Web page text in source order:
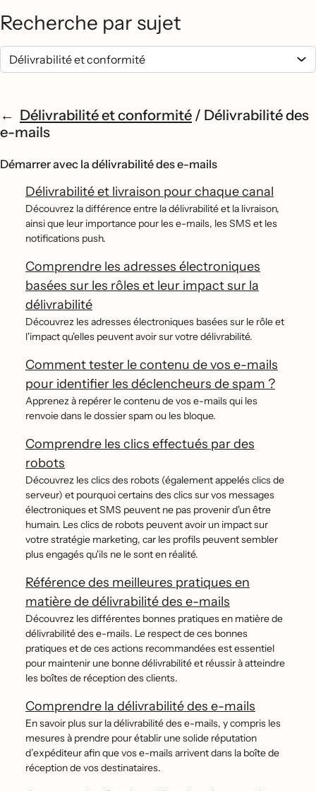
Recherche par sujet
Délivrabilité et conformité / Délivrabilité des
e-mails
Démarrer avec la délivrabilité des e-mails
Délivrabilité et livraison pour chaque canal
Découvrez la différence entre la délivrabilité et la livraison,
ainsi que leur importance pour les e-mails, les SMS et les
notifications push.
Comprendre les adresses électroniques
basées sur les rôles et leur impact sur la
délivrabilité
Découvrez les adresses électroniques basées sur le rôle et
l'impact qu'elles peuvent avoir sur votre délivrabilité.
Comment tester le contenu de vos e-mails
pour identifier les déclencheurs de spam ?
Apprenez à repérer le contenu de vos e-mails qui les
renvoie dans le dossier spam ou les bloque.
Comprendre les clics effectués par des
robots
Découvrez les clics des robots (également appelés clics de
serveur) et pourquoi certains des clics sur vos messages
électroniques et SMS peuvent ne pas provenir d'un être
humain. Les clics de robots peuvent avoir un impact sur
votre stratégie marketing, car les profils peuvent sembler
plus engagés qu'ils ne le sont en réalité.
Référence des meilleures pratiques en
matière de délivrabilité des e-mails
Découvrez les différentes bonnes pratiques en matière de
délivrabilité des e-mails. Le respect de ces bonnes
pratiques et de ces actions recommandées est essentiel
pour maintenir une bonne délivrabilité et réussir à atteindre
les boîtes de réception des clients.
Comprendre la délivrabilité des e-mails
En savoir plus sur la délivrabilité des e-mails, y compris les
mesures à prendre pour établir une solide réputation
d’expéditeur afin que vos e-mails arrivent dans la boîte de
réception de vos destinataires.